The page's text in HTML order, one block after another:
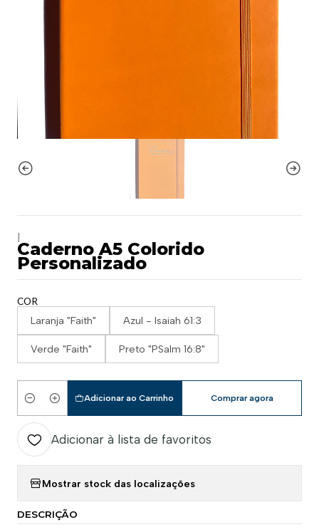
Caderno A5 Colorido
Personalizado
COR
Laranja "Faith" Azul - Isaiah 61:3
Verde "Faith" Preto "PSalm 16:8"
Quantidade
Adicionar ao Carrinho Comprar agora
Adicionar à lista de favoritos
Mostrar stock das localizações
DESCRIÇÃO